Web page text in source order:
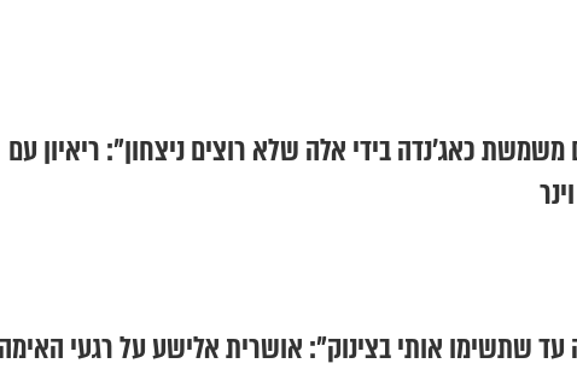
משמשת כאג'נדה בידי אלה שלא רוצים ניצחון": ריאיון עם
עד שתשימו אותי בצינוק": אושרית אלישע על רגעי האימה